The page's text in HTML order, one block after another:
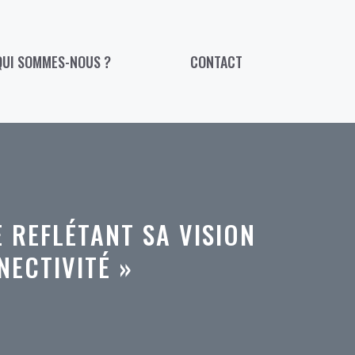
SOMMES-NOUS ? CONTACT
SA VISION
»